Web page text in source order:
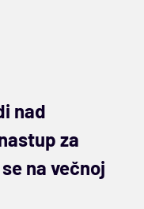
nad
za
na večnoj